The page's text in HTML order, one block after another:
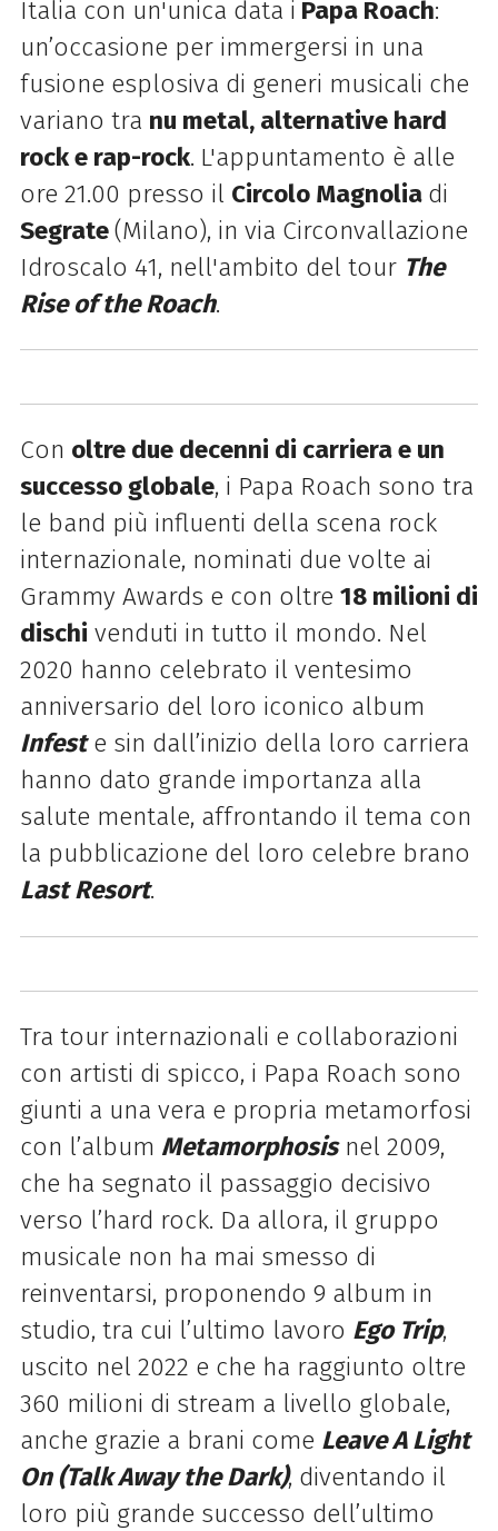
Italia con un'unica data i Papa Roach:
un’occasione per immergersi in una
fusione esplosiva di generi musicali che
variano tra nu metal, alternative hard
rock e rap-rock. L'appuntamento è alle
ore 21.00 presso il Circolo Magnolia di
Segrate(Milano), in via Circonvallazione
Idroscalo 41, nell'ambito del tour The
Rise of the Roach.
Con oltre due decenni di carriera e un
successo globale, i Papa Roach sono tra
le band più influenti della scena rock
internazionale, nominati due volte ai
Grammy Awards e con oltre 18 milioni di
dischi venduti in tutto il mondo. Nel
2020 hanno celebrato il ventesimo
anniversario del loro iconico album
Infest e sin dall’inizio della loro carriera
hanno dato grande importanza alla
salute mentale, affrontando il tema con
la pubblicazione del loro celebre brano
Last Resort.
Tra tour internazionali e collaborazioni
con artisti di spicco, i Papa Roach sono
giunti a una vera e propria metamorfosi
con l’album Metamorphosisnel 2009,
che ha segnato il passaggio decisivo
verso l’hard rock. Da allora, il gruppo
musicale non ha mai smesso di
reinventarsi, proponendo 9 album in
studio, tra cui l’ultimo lavoro Ego Trip,
uscito nel 2022 e che ha raggiunto oltre
360 milioni di stream a livello globale,
anche grazie a brani come Leave A Light
On (Talk Away the Dark), diventando il
loro più grande successo dell’ultimo